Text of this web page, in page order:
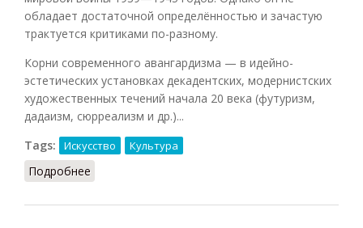
обладает достаточной определённостью и зачастую
трактуется критиками по-разному.
Корни современного авангардизма — в идейно-
эстетических установках декадентских, модернистских
художественных течений начала 20 века (футуризм,
дадаизм, сюрреализм и др.)...
Tags:
Искусство Культура
Подробнее